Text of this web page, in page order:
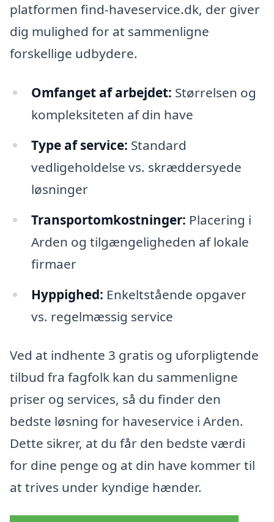
platformen find-haveservice.dk, der giver
dig mulighed for at sammenligne
forskellige udbydere.
Omfanget af arbejdet: Størrelsen og
kompleksiteten af din have
Type af service: Standard
vedligeholdelse vs. skræddersyede
løsninger
Transportomkostninger: Placering i
Arden og tilgængeligheden af lokale
firmaer
Hyppighed: Enkeltstående opgaver
vs. regelmæssig service
Ved at indhente 3 gratis og uforpligtende
tilbud fra fagfolk kan du sammenligne
priser og services, så du finder den
bedste løsning for haveservice i Arden.
Dette sikrer, at du får den bedste værdi
for dine penge og at din have kommer til
at trives under kyndige hænder.